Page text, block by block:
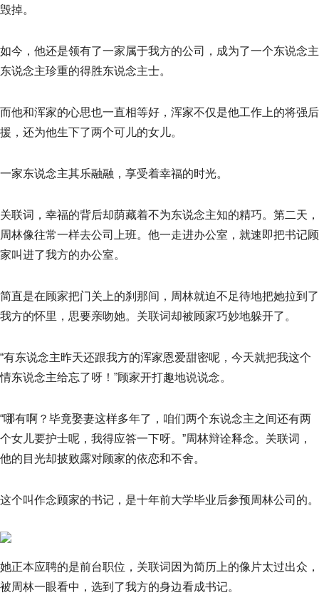
毁掉。
如今，他还是领有了一家属于我方的公司，成为了一个东说念主
东说念主珍重的得胜东说念主士。
而他和浑家的心思也一直相等好，浑家不仅是他工作上的将强后
援，还为他生下了两个可儿的女儿。
一家东说念主其乐融融，享受着幸福的时光。
关联词，幸福的背后却荫藏着不为东说念主知的精巧。第二天，
周林像往常一样去公司上班。他一走进办公室，就速即把书记顾
家叫进了我方的办公室。
简直是在顾家把门关上的刹那间，周林就迫不足待地把她拉到了
我方的怀里，思要亲吻她。关联词却被顾家巧妙地躲开了。
“有东说念主昨天还跟我方的浑家恩爱甜密呢，今天就把我这个
情东说念主给忘了呀！”顾家开打趣地说说念。
“哪有啊？毕竟娶妻这样多年了，咱们两个东说念主之间还有两
个女儿要护士呢，我得应答一下呀。”周林辩诠释念。关联词，
他的目光却披败露对顾家的依恋和不舍。
这个叫作念顾家的书记，是十年前大学毕业后参预周林公司的。
她正本应聘的是前台职位，关联词因为简历上的像片太过出众，
被周林一眼看中，选到了我方的身边看成书记。